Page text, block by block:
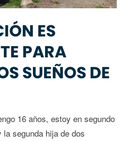
ES
PARA
SUEÑOS DE
16 años, estoy en segundo
segunda hija de dos